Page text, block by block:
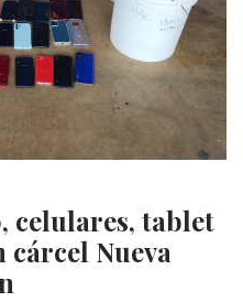
celulares, tablet
Nueva